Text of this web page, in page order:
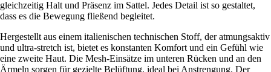
gleichzeitig Halt und Präsenz im Sattel. Jedes Detail ist so gestaltet,
dass es die Bewegung fließend begleitet.
Hergestellt aus einem italienischen technischen Stoff, der atmungsaktiv
und ultra-stretch ist, bietet es konstanten Komfort und ein Gefühl wie
eine zweite Haut. Die Mesh-Einsätze im unteren Rücken und an den
Ärmeln sorgen für gezielte Belüftung, ideal bei Anstrengung. Der